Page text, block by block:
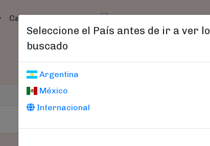
(current)
Catálogo Catálogo
Seleccione el País antes de ir a ver lo
buscado
Argentina
México
Internacional